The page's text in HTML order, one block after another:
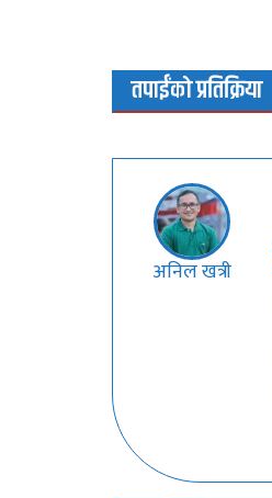
तपाईंको प्रतिक्रिया
अनिल खत्री